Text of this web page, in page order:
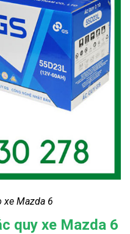
xe Mazda 6
quy xe Mazda 6